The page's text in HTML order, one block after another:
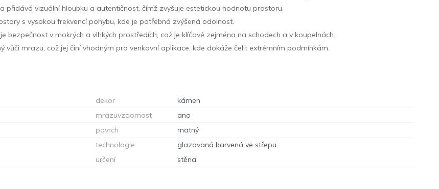
přidává vizuální hloubku a autentičnost, čímž zvyšuje estetickou hodnotu prostoru.
s vysokou frekvencí pohybu, kde je potřebná zvýšená odolnost.
bezpečnost v mokrých a vlhkých prostředích, což je klíčové zejména na schodech a v koupelnách.
vůči mrazu, což jej činí vhodným pro venkovní aplikace, kde dokáže čelit extrémním podmínkám.
dekor
kámen
mrazuvzdornost
ano
povrch
matný
technologie
glazovaná barvená ve střepu
určení stěna